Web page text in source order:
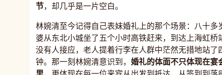
节，却几乎是一片空白。
林婉清至今记得自己表妹婚礼上的那个场景：八十多
婆从东北小城坐了五个小时高铁赶来，到达上海虹桥
没有人接应，老人提着行李在人群中茫然无措地站了
钟。那一刻林婉清意识到， 婚礼的体面不只体现在宴